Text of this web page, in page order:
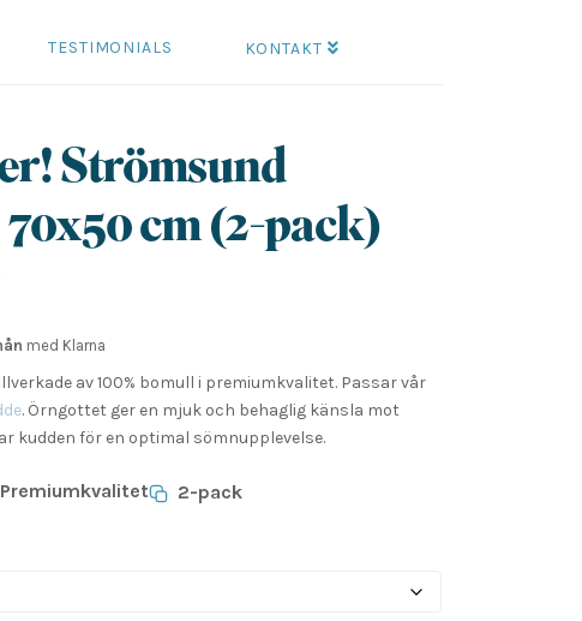
TESTIMONIALS KONTAKT
Strömsund
cm (2-pack)
Det
är:
299 kr.
med Klarna
av 100% bomull i premiumkvalitet. Passar vår
. Örngottet ger en mjuk och behaglig känsla mot
kudden för en optimal sömnupplevelse.
Premiumkvalitet 2-pack